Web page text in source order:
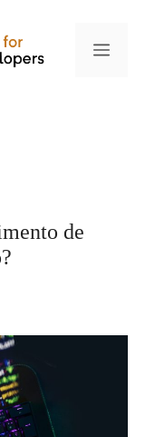
Menu
de